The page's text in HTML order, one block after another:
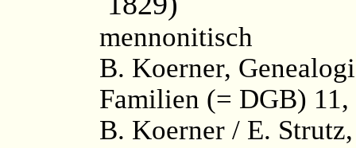
mennonitisch
B. Koerner,
Familien (= DGB)
B. Koerner / E.